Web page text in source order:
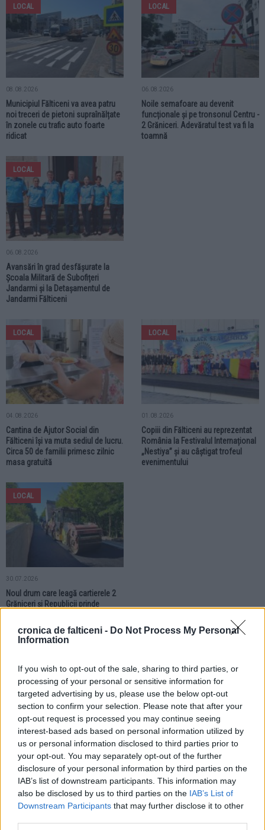
cronica de falticeni - Do Not Process My Personal
Information
If you wish to opt-out of the sale, sharing to third parties, or
processing of your personal or sensitive information for
targeted advertising by us, please use the below opt-out
section to confirm your selection. Please note that after your
opt-out request is processed you may continue seeing
interest-based ads based on personal information utilized by
us or personal information disclosed to third parties prior to
your opt-out. You may separately opt-out of the further
disclosure of your personal information by third parties on the
IAB’s list of downstream participants. This information may
also be disclosed by us to third parties on the IAB’s List of
Downstream Participants that may further disclose it to other
LOCAL
08.08.2026
Municipiul Fălticeni va avea patru
noi treceri de pietoni supraînălțate
în zonele cu trafic auto foarte
ridicat
LOCAL
06.08.2026
Noile semafoare au devenit
funcționale și pe tronsonul Centru -
2 Grăniceri. Adevăratul test va fi la
toamnă
LOCAL
06.08.2026
Avansări în grad desfășurate la
Școala Militară de Subofițeri
Jandarmi și la Detașamentul de
Jandarmi Fălticeni
LOCAL
04.08.2026
Cantina de Ajutor Social din
Fălticeni își va muta sediul de lucru.
Circa 50 de familii primesc zilnic
masa gratuită
LOCAL
01.08.2026
Copiii din Fălticeni au reprezentat
România la Festivalul Internațional
„Nestiya” și au câștigat trofeul
evenimentului
LOCAL
30.07.2026
Noul drum care leagă cartierele 2
Grăniceri și Republicii prinde
luna august
30.07.2026
Transferul Primăriei Municipiului
Fălticeni în sediul recent restaurat
implică cheltuieli de circa 1 milion
de lei
28.07.2026
La datorie și în zi aniversară.
Angajații Substației Fălticeni au
sărbătorit prin muncă Ziua
Serviciului de Ambulanță
LOCAL